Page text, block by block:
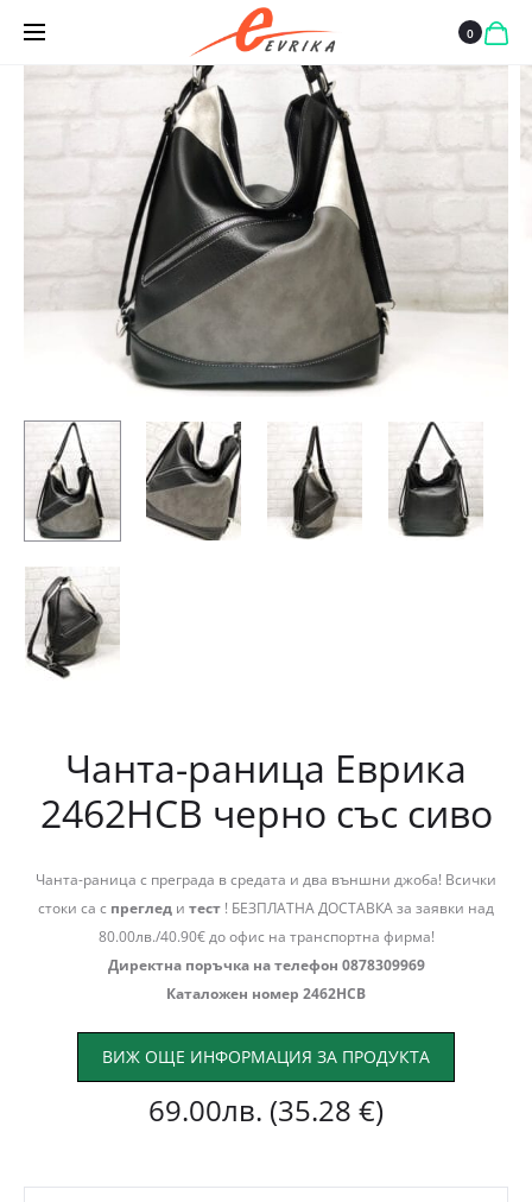
0
Чанта-раница Еврика
2462НСВ черно със сиво
Чанта-раница с преграда в средата и два външни джоба! Всички
стоки са с преглед и тест ! БЕЗПЛАТНА ДОСТАВКА за заявки над
80.00лв./40.90€ до офис на транспортна фирма!
Директна поръчка на телефон 0878309969
Каталожен номер 2462НСВ
ВИЖ ОЩЕ ИНФОРМАЦИЯ ЗА ПРОДУКТА
69.00лв. (35.28 €)